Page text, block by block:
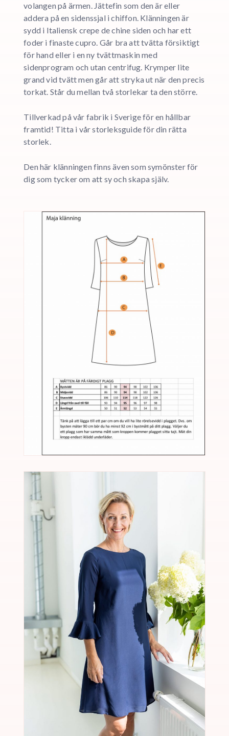
volangen på ärmen. Jättefin som den är eller
addera på en sidenssjal i chiffon. Klänningen är
sydd i Italiensk crepe de chine siden och har ett
foder i finaste cupro. Går bra att tvätta försiktigt
för hand eller i en ny tvättmaskin med
sidenprogram och utan centrifug. Krymper lite
grand vid tvätt men går att stryka ut när den precis
torkat. Står du mellan två storlekar ta den större.
Tillverkad på vår fabrik i Sverige för en hållbar
framtid! Titta i vår storleksguide för din rätta
storlek.
Den här klänningen finns även som symönster för
dig som tycker om att sy och skapa själv.